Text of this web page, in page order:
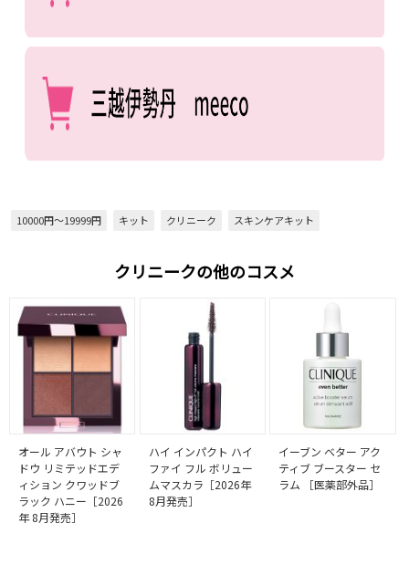
10000円～19999円 キット クリニーク スキンケアキット
クリニークの他のコスメ
オール アバウト シャ
ドウ リミテッドエデ
ィション クワッドブ
ラック ハニー［2026
年 8月発売］
ハイ インパクト ハイ
ファイ フル ボリュー
ムマスカラ［2026年
8月発売］
イーブン ベター アク
ティブ ブースター セ
ラム ［医薬部外品］